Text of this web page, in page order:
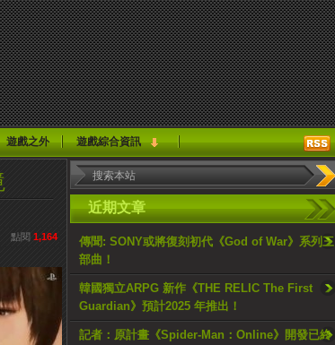
遊戲之外 遊戲綜合資訊
近期文章
傳聞: SONY或將復刻初代《God of War》系列三
部曲！
韓國獨立ARPG 新作《THE RELIC The First
Guardian》預計2025 年推出！
記者：原計畫《Spider-Man：Online》開發已終
點閱 1,164